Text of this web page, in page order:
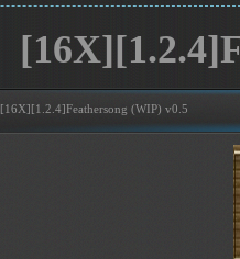
[16X][1.2.4]Feathersong (WIP) v0.5